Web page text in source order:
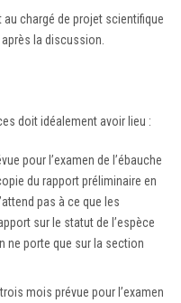
chargé de projet scientifique
la discussion.
doit idéalement avoir lieu :
pour l’examen de l’ébauche
du rapport préliminaire en
pas à ce que les
sur le statut de l’espèce
ne porte que sur la section
mois prévue pour l’examen